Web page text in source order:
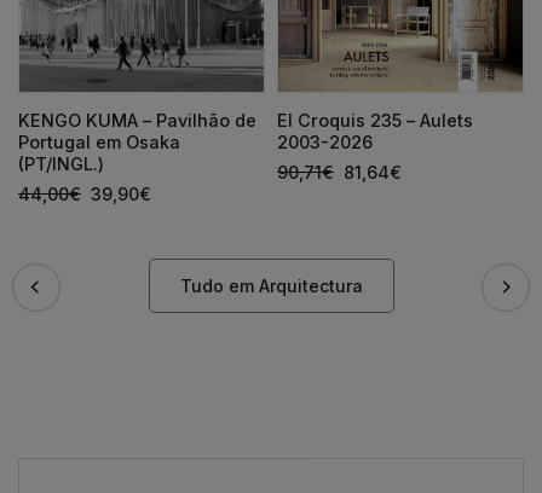
KENGO KUMA – Pavilhão de
Portugal em Osaka
(PT/INGL.)
44,00€ 39,90€
El Croquis 235 – Aulets
2003-2026
90,71€ 81,64€
Tudo em Arquitectura